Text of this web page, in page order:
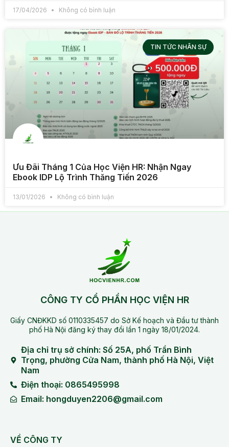
17/04/2026 Không có bình luận
TIN TỨC NHÂN SỰ
Ưu Đãi Tháng 1 Của Học Viện HR: Nhận Ngay
Ebook IDP Lộ Trình Thăng Tiến 2026
13/01/2026 Không có bình luận
CÔNG TY CỔ PHẦN HỌC VIỆN HR
Giấy CNĐKKD số 0110335457 do Sở Kế hoạch và Đầu tư thành
phố Hà Nội đăng ký thay đổi lần 1 ngày 18/01/2024.
Địa chỉ trụ sở chính: Số 25A, phố Trần Bình
Trọng, phường Cửa Nam, thành phố Hà Nội, Việt
Nam
Điện thoại: 0865495998
Email: hongduyen2206@gmail.com
VỀ CÔNG TY